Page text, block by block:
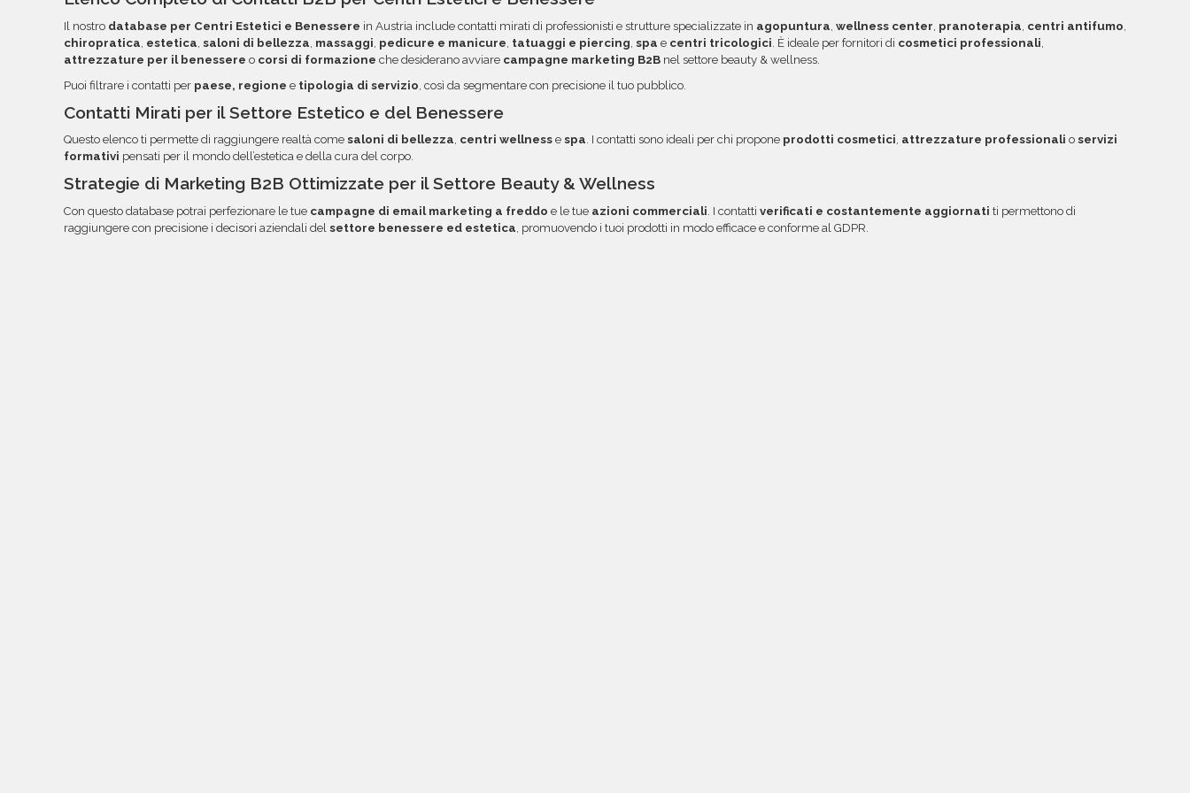
l'ordinamento e l'utilizzo dei dati. Una volta pronti, troverai file e
documentazione nella tua area riservata, con link diretto via email.
Il nostro database per Centri Estetici e Benessere in Austria include contatti mirati di professionisti e strutture specializzate in agopuntura wellness center pranoterapia centri antifumo
chiropratica estetica saloni di bellezza massaggi pedicure e manicure tatuaggi e piercing spa e centri tricologici . È ideale per fornitori di cosmetici professionali
attrezzature per il benessere o corsi di formazione che desiderano avviare campagne marketing B2B nel settore beauty & wellness.
Puoi filtrare i contatti per paese, regione e tipologia di servizio , così da segmentare con precisione il tuo pubblico.
Contatti Mirati per il Settore Estetico e del Benessere
Questo elenco ti permette di raggiungere realtà come saloni di bellezza, centri wellness e spa. I contatti sono ideali per chi propone prodotti cosmetici, attrezzature professionali o servizi
formativi pensati per il mondo dell’estetica e della cura del corpo.
Strategie di Marketing B2B Ottimizzate per il Settore Beauty & Wellness
Con questo database potrai perfezionare le tue campagne di email marketing a freddo e le tue azioni commerciali. I contatti verificati e costantemente aggiornati ti permettono di
raggiungere con precisione i decisori aziendali del settore benessere ed estetica, promuovendo i tuoi prodotti in modo efficace e conforme al GDPR.